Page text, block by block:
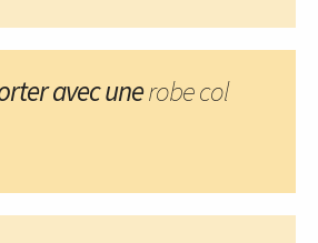
avec unerobe col